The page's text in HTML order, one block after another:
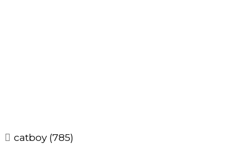
catboy (785)